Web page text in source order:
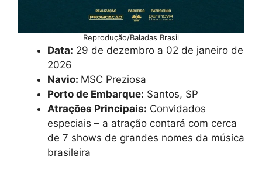
Reprodução/Baladas Brasil
Data: 29 de dezembro a 02 de janeiro de
2026
Navio: MSC Preziosa
Porto de Embarque: Santos, SP
Atrações Principais: Convidados
especiais – a atração contará com cerca
de 7 shows de grandes nomes da música
brasileira